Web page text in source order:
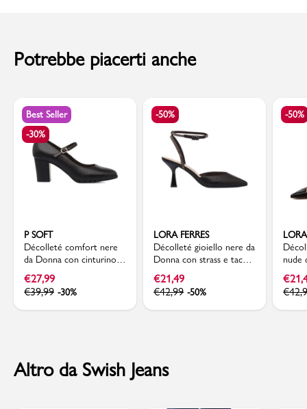
Potrebbe piacerti anche
Best Seller
-30%
P SOFT
Décolleté comfort nere
da Donna con cinturino e
tacco a blocco 7 cm P
Soft
€27,99
€39,99 -30%
-50%
LORA FERRES
Décolleté gioiello nere da
Donna con strass e tacco
rocchetto 7 cm Lora
Ferres
€21,49
€42,99 -50%
-50%
nude
a
Ferres
€
€
Altro da Swish Jeans